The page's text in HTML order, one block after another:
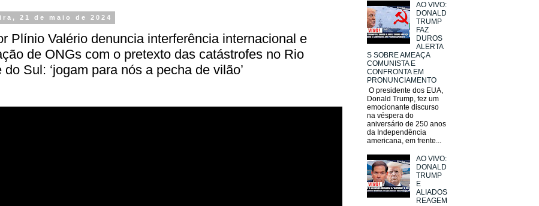
21 de maio de 2024
Plínio Valério denuncia interferência internacional e
de ONGs com o pretexto das catástrofes no Rio
do Sul: ‘jogam para nós a pecha de vilão’
AO VIVO:
DONALD
TRUMP
FAZ
DUROS
ALERTA
S SOBRE AMEAÇA
COMUNISTA E
CONFRONTA EM
PRONUNCIAMENTO
O presidente dos EUA,
Donald Trump, fez um
emocionante discurso
na véspera do
aniversário de 250 anos
da Independência
americana, em frente...
AO VIVO:
DONALD
TRUMP
E
ALIADOS
REAGEM